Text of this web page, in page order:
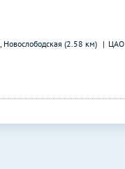
Новослободская (2.58 км) ЦАО